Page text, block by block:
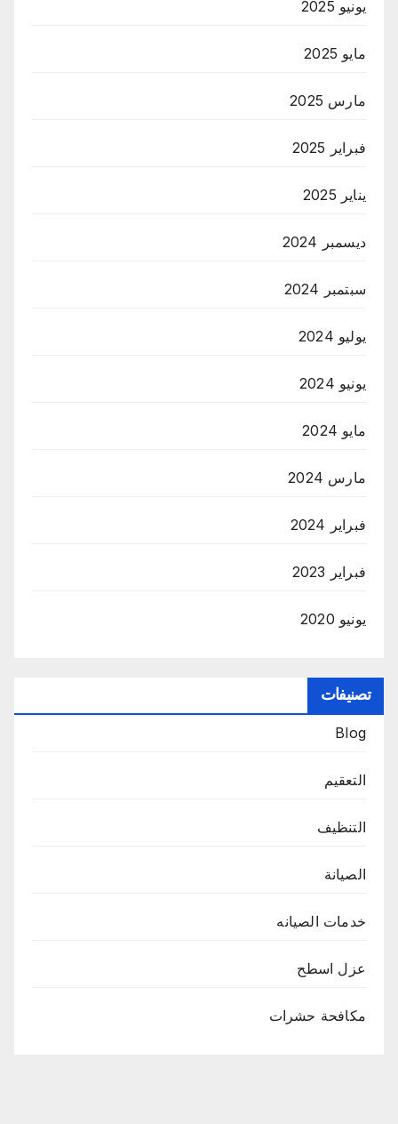
يونيو 2025
مايو 2025
مارس 2025
فبراير 2025
يناير 2025
ديسمبر 2024
سبتمبر 2024
يوليو 2024
يونيو 2024
مايو 2024
مارس 2024
فبراير 2024
فبراير 2023
يونيو 2020
تصنيفات
Blog
التعقيم
التنظيف
الصيانة
خدمات الصيانه
عزل اسطح
مكافحة حشرات